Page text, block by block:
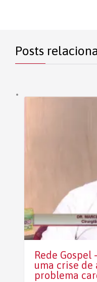
Posts
Rede Gospel
uma crise de
problema